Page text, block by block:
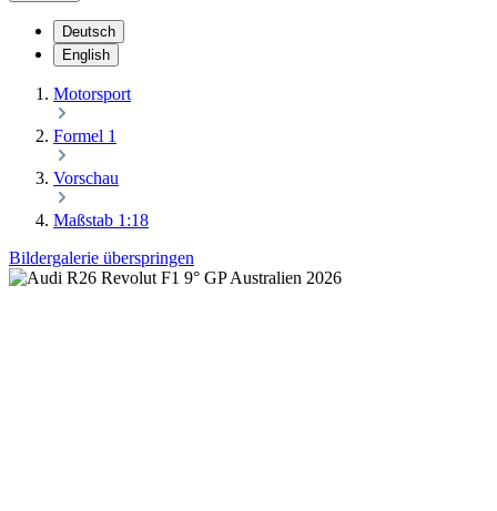
Deutsch
English
Motorsport
Formel 1
Vorschau
Maßstab 1:18
Bildergalerie überspringen